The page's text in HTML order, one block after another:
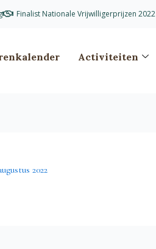
Finalist Nationale Vrijwilligerprijzen 2022
Activiteiten
2022